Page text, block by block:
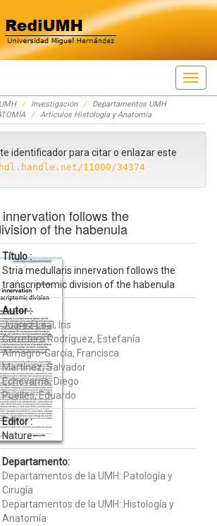
Investigación
Departamentos UMH
Artículos Histología y Anatomía
identificador para citar o enlazar este
11000/34374
follows the
of the habenula
Título :
Stria medullaris innervation follows the
transcriptomic division of the habenula
Autor :
Juárez Leal, Iris
Carretero Rodríguez, Estefanía
Almagro-García, Francisca
Martínez, Salvador
Echevarría, Diego
Puelles, Eduardo
Editor :
Nature
Departamento:
Departamentos de la UMH::Patología y
Cirugía
Departamentos de la UMH::Histología y
Anatomía